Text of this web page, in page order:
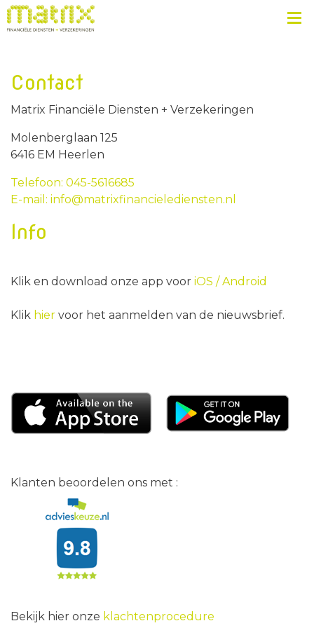
Contact
Matrix Financiële Diensten + Verzekeringen
Molenberglaan 125
6416 EM Heerlen
Telefoon: 045-5616685
E-mail: info@matrixfinancielediensten.nl
Info
Klik en download onze app voor iOS /Android
Klik hier voor het aanmelden van de nieuwsbrief.
Klanten beoordelen ons met :
Bekijk hier onze klachtenprocedure